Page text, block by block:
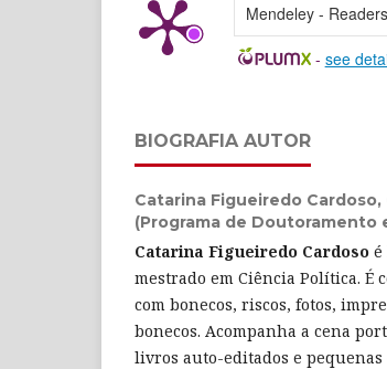
Mendeley -
- see
BIOGRAFIA AUTOR
Catarina Figueiredo Cardoso,
(Programa de Doutoramento
Catarina Figueiredo Cardoso é
mestrado em Ciência Política.
com bonecos, riscos, fotos,
bonecos. Acompanha a cena
livros auto-editados e